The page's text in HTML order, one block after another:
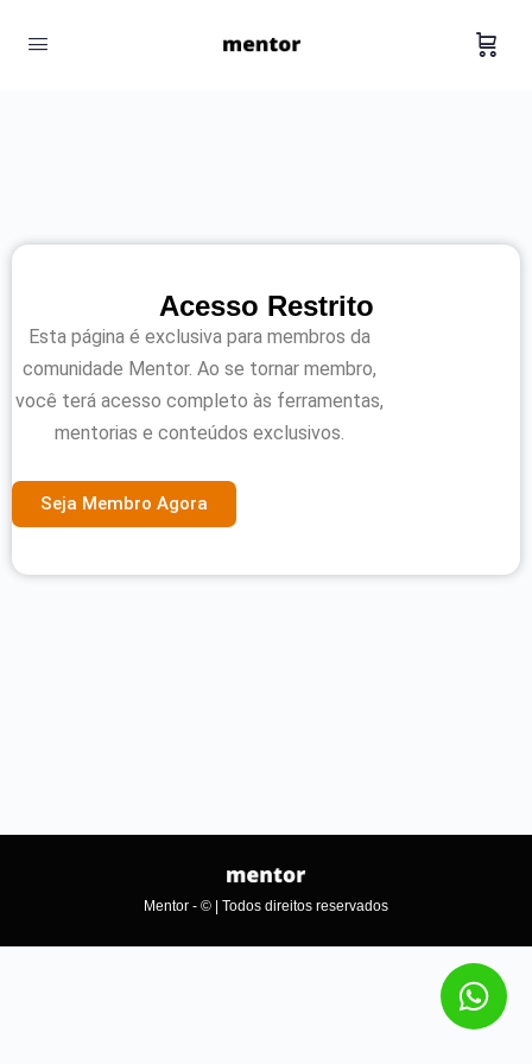
Acesso Restrito
Esta página é exclusiva para membros da
comunidade Mentor. Ao se tornar membro,
você terá acesso completo às ferramentas,
mentorias e conteúdos exclusivos.
Seja Membro Agora
Mentor - © | Todos direitos reservados